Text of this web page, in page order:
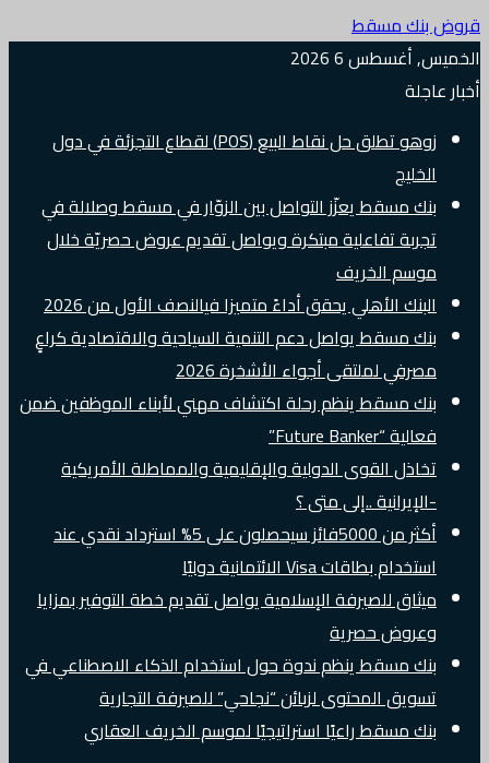
قروض بنك مسقط
الخميس, أغسطس 6 2026
أخبار عاجلة
زوهو تطلق حل نقاط البيع (POS) لقطاع التجزئة في دول
الخليج
بنك مسقط يعزّز التواصل بين الزوّار في مسقط وصلالة في
تجربة تفاعلية مبتكرة ويواصل تقديم عروض حصريّة خلال
موسم الخريف
البنك الأهلي يحقق أداءً متميزا فيالنصف الأول من 2026
بنك مسقط يواصل دعم التنمية السياحية والاقتصادية كراعٍ
مصرفي لملتقى أجواء الأشخرة 2026
بنك مسقط ينظم رحلة اكتشاف مهني لأبناء الموظفين ضمن
فعالية “Future Banker”
تخاذل القوى الدولية والإقليمية والمماطلة الأمريكية
-الإيرانية ..إلى متى ؟
أكثر من 5000فائز سيحصلون على 5% استرداد نقدي عند
استخدام بطاقات Visa الائتمانية دوليًا
ميثاق للصيرفة الإسلامية يواصل تقديم خطة التوفير بمزايا
وعروض حصرية
بنك مسقط ينظم ندوة حول استخدام الذكاء الاصطناعي في
تسويق المحتوى لزبائن “نجاحي” للصيرفة التجارية
بنك مسقط راعيًا استراتيجيًا لموسم الخريف العقاري